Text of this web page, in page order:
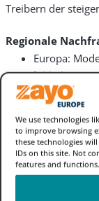
We use technologies
to improve browsing
these technologies
IDs on this site. Not
features and functions.
Treibern der
Regionale
Europa:
Initiativen
Die
den
unterstützt